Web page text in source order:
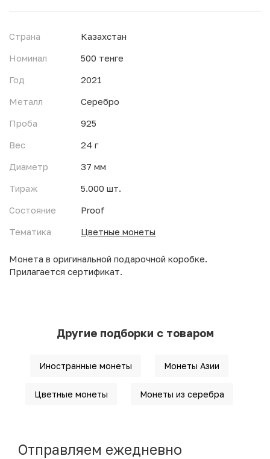
Страна
Казахстан
Номинал
500 тенге
Год
2021
Металл
Серебро
Проба
925
Вес
24 г
Диаметр
37 мм
Тираж
5.000 шт.
Состояние
Proof
Тематика
Цветные монеты
Монета в оригинальной подарочной коробке.
Прилагается сертификат.
Другие подборки с товаром
Иностранные монеты Монеты Азии
Цветные монеты Монеты из серебра
Отправляем ежедневно